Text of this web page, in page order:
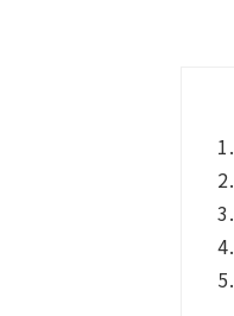
1.
2.
3.
4.
5.